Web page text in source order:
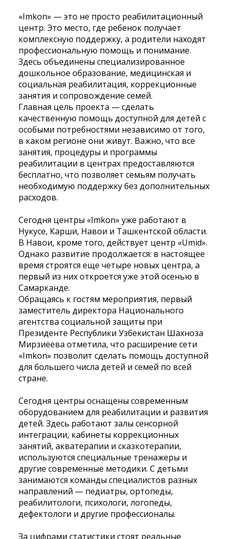
«Imkon» — это не просто реабилитационный
центр. Это место, где ребенок получает
комплексную поддержку, а родители находят
профессиональную помощь и понимание.
Здесь объединены специализированное
дошкольное образование, медицинская и
социальная реабилитация, коррекционные
занятия и сопровождение семей.
Главная цель проекта — сделать
качественную помощь доступной для детей с
особыми потребностями независимо от того,
в каком регионе они живут. Важно, что все
занятия, процедуры и программы
реабилитации в центрах предоставляются
бесплатно, что позволяет семьям получать
необходимую поддержку без дополнительных
расходов.
Сегодня центры «Imkon» уже работают в
Нукусе, Карши, Навои и Ташкентской области.
В Навои, кроме того, действует центр «Umid».
Однако развитие продолжается: в настоящее
время строятся еще четыре новых центра, а
первый из них откроется уже этой осенью в
Самарканде.
Обращаясь к гостям мероприятия, первый
заместитель директора Национального
агентства социальной защиты при
Президенте Республики Узбекистан Шахноза
Мирзиёева отметила, что расширение сети
«Imkon» позволит сделать помощь доступной
для большего числа детей и семей по всей
стране.
Сегодня центры оснащены современным
оборудованием для реабилитации и развития
детей. Здесь работают залы сенсорной
интеграции, кабинеты коррекционных
занятий, акватерапии и сказкотерапии,
используются специальные тренажеры и
другие современные методики. С детьми
занимаются команды специалистов разных
направлений — педиатры, ортопеды,
реабилитологи, психологи, логопеды,
дефектологи и другие профессионалы.
За цифрами статистики стоят реальные